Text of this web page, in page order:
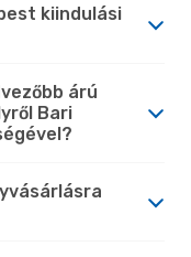
kiindulási
árú
Bari